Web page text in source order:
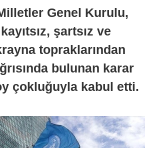
Genel Kurulu,
şartsız ve
topraklarından
bulunan karar
çokluğuyla kabul etti.